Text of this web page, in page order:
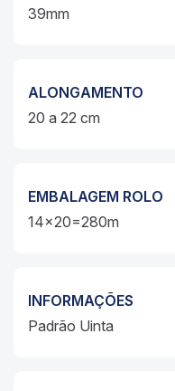
39mm
ALONGAMENTO
20 a 22 cm
EMBALAGEM ROLO
14x20=280m
INFORMAÇÕES
Padrão Uinta